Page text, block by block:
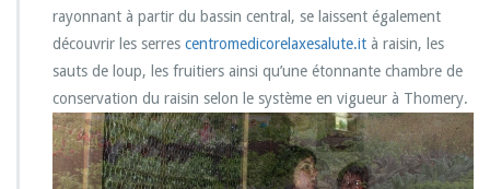
rayonnant à partir du bassin central, se laissent également
découvrir les serres centromedicorelaxesalute.it à raisin, les
sauts de loup, les fruitiers ainsi qu’une étonnante chambre de
conservation du raisin selon le système en vigueur à Thomery.